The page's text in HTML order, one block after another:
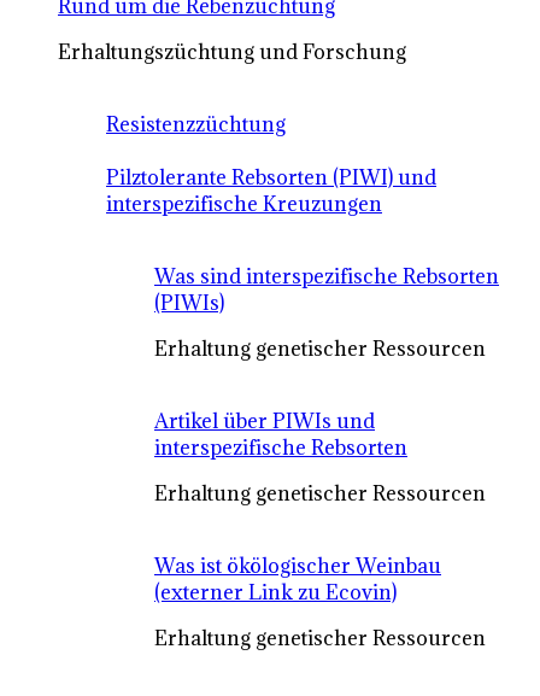
Rund um die Rebenzüchtung
Erhaltungszüchtung und Forschung
Resistenzzüchtung
Pilztolerante Rebsorten (PIWI) und
interspezifische Kreuzungen
Was sind interspezifische Rebsorten
(PIWIs)
Erhaltung genetischer Ressourcen
Artikel über PIWIs und
interspezifische Rebsorten
Erhaltung genetischer Ressourcen
Was ist ökölogischer Weinbau
(externer Link zu Ecovin)
Erhaltung genetischer Ressourcen